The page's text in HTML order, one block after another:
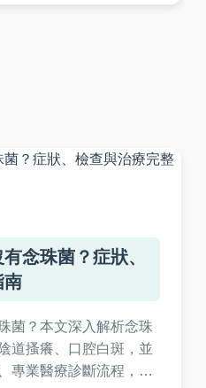
念珠菌？症狀、
南
菌？本文深入解析念珠
道搔癢、口腔白斑，並
專業醫療診斷流程，以